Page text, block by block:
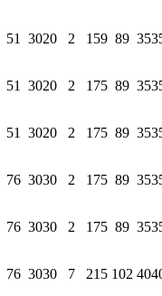
51 3020 2 159 89
51 3020 2 175 89
51 3020 2 175 89
76 3030 2 175 89
76 3030 2 175 89
76 3030 7 215 102